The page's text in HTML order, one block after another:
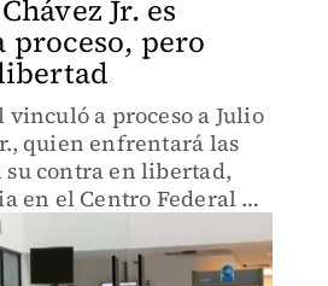
Jr. es
proceso, pero
a proceso a Julio
quien enfrentará las
su contra en libertad,
en el Centro Federal de